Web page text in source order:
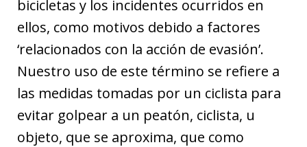
bicicletas y los incidentes ocurridos en
ellos, como motivos debido a factores
‘relacionados con la acción de evasión’.
Nuestro uso de este término se refiere a
las medidas tomadas por un ciclista para
evitar golpear a un peatón, ciclista, u
objeto, que se aproxima, que como